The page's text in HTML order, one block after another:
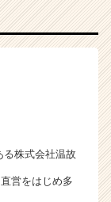
る株式会社温故
営をはじめ多